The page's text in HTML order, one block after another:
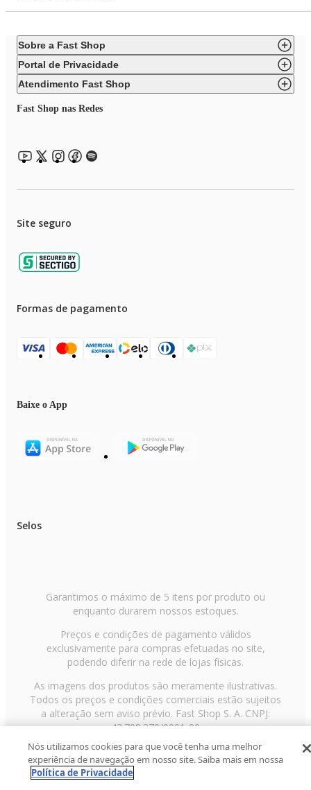
Sobre a Fast Shop
Portal de Privacidade
Atendimento Fast Shop
Fast Shop nas Redes
Site seguro
Formas de pagamento
Baixe o App
Selos
Garantimos o máximo de 5 itens por produto ou
enquanto durarem nossos estoques.
Preços e condições de pagamento válidos
exclusivamente para compras efetuadas no site,
podendo diferir na rede de lojas físicas.
As imagens dos produtos são meramente ilustrativas.
Todos os preços e condições comerciais estão sujeitos
a alteração sem aviso prévio. Fast Shop S. A. CNPJ:
43.708.379/0001-00
Avenida Zaki Narchi, nº 1650, sobreloja, Carandiru, São
Paulo/SP, CEP 02029-001, Telefone: 11 3003-3728 ©
2013 Fast Shop - Todos os direitos reservados
Nós utilizamos cookies para que você tenha uma melhor
experiência de navegação em nosso site. Saiba mais em nossa
Política de Privacidade